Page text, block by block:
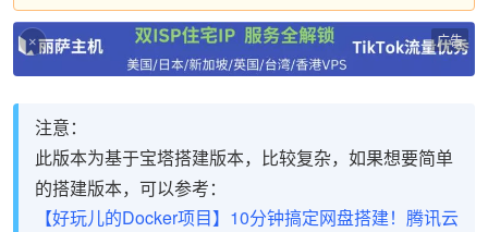
× 广告
注意：
此版本为基于宝塔搭建版本，比较复杂，如果想要简单
的搭建版本，可以参考：
【好玩儿的Docker项目】10分钟搞定网盘搭建！腾讯云